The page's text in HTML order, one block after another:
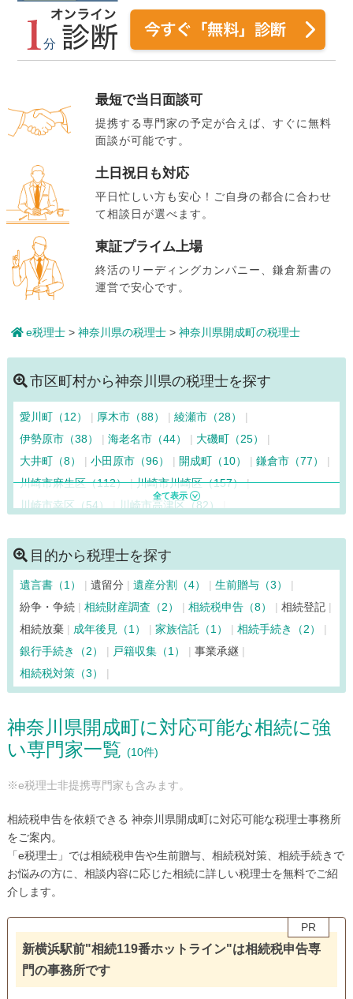
最短で当日面談可
提携する専門家の予定が合えば、すぐに無料
面談が可能です。
土日祝日も対応
平日忙しい方も安心！ご自身の都合に合わせ
て相談日が選べます。
東証プライム上場
終活のリーディングカンパニー、鎌倉新書の
運営で安心です。
e税理士> 神奈川県の税理士> 神奈川県開成町の税理士
市区町村から神奈川県の税理士を探す
愛川町（12） 厚木市（88）
綾瀬市（28）
伊勢原市（38）
海老名市（44）
大磯町（25）
大井町（8）
小田原市（96） 開成町（10）
鎌倉市（77）
川崎市麻生区（112） 川崎市川崎区（157）
川崎市幸区（54）
川崎市高津区（82）
川崎市宮前区（60）
清川村（6）
相模原市緑区（43） 相模原市南区（83） 寒川町（12）
座間市（43）
逗子市（33） 茅ヶ崎市（68）
中井町（7）
二宮町（12） 箱根町（7） 秦野市（36）
葉山町（24）
平塚市（103）
藤沢市（148） 松田町（9） 真鶴町（6）
三浦市（33）
南足柄市（17） 山北町（6）
湯河原町（15）
横須賀市（128）
横浜市神奈川区（185）
横浜市金沢区（69）
横浜市港南区（97）
横浜市港北区（160）
横浜市都筑区（62） 横浜市鶴見区（96）
横浜市戸塚区（98）
横浜市中区（423）
横浜市西区（178）
横浜市緑区（71） 横浜市南区（134）
目的から税理士を探す
遺言書（1） 遺留分 遺産分割（4）
生前贈与（3）
紛争・争続
相続財産調査（2） 相続税申告（8）
相続登記
相続放棄
成年後見（1） 家族信託（1）
相続手続き（2）
銀行手続き（2）
戸籍収集（1）
事業承継
相続税対策（3）
神奈川県開成町に対応可能な相続に強
い専門家一覧 (10件)
※e税理士非提携専門家も含みます。
相続税申告を依頼できる 神奈川県開成町に対応可能な税理士事務所
をご案内。
「e税理士」では相続税申告や生前贈与、相続税対策、相続手続きで
お悩みの方に、相談内容に応じた相続に詳しい税理士を無料でご紹
介します。
PR
新横浜駅前"相続119番ホットライン"は相続税申告専
門の事務所です